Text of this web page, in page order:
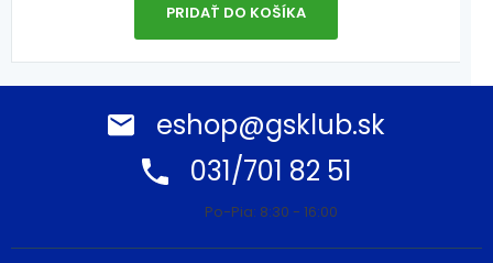
PRIDAŤ DO KOŠÍKA
eshop@gsklub.sk
031/701 82 51
Po-Pia: 8:30 - 16:00